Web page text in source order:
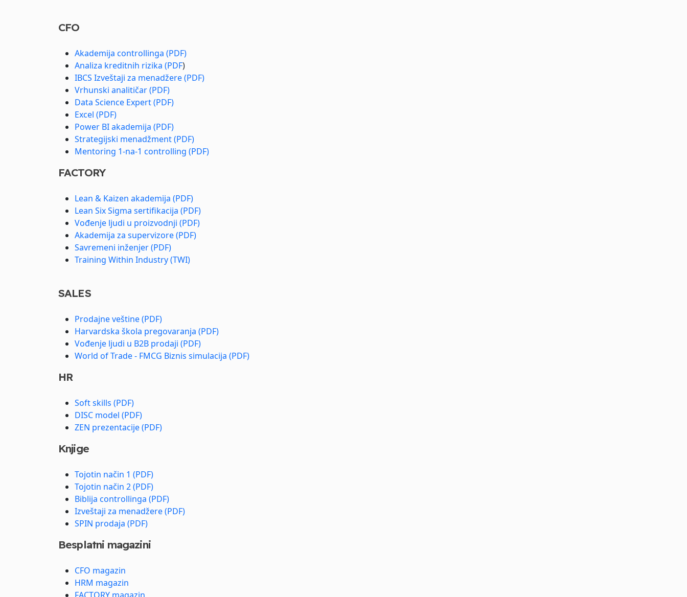
CFO
Akademija controllinga (PDF)
Analiza kreditnih rizika (PDF)
IBCS Izveštaji za menadžere (PDF)
Vrhunski analitičar (PDF)
Data Science Expert (PDF)
Excel (PDF)
Power BI akademija (PDF)
Strategijski menadžment (PDF)
Mentoring 1-na-1 controlling (PDF)
FACTORY
Lean & Kaizen akademija (PDF)
Lean Six Sigma sertifikacija (PDF)
Vođenje ljudi u proizvodnji (PDF)
Akademija za supervizore (PDF)
Savremeni inženjer (PDF)
Training Within Industry (TWI)
SALES
Prodajne veštine (PDF)
Harvardska škola pregovaranja (PDF)
Vođenje ljudi u B2B prodaji (PDF)
World of Trade - FMCG Biznis simulacija (PDF)
HR
Soft skills (PDF)
DISC model (PDF)
ZEN prezentacije (PDF)
Knjige
Tojotin način 1 (PDF)
Tojotin način 2 (PDF)
Biblija controllinga (PDF)
Izveštaji za menadžere (PDF)
SPIN prodaja (PDF)
Besplatni magazini
CFO magazin
HRM magazin